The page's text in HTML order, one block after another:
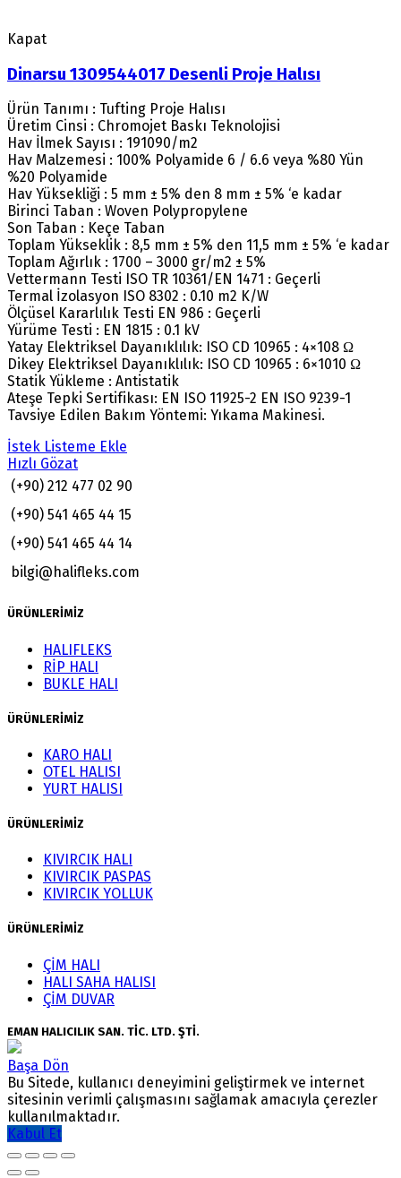
Kapat
Dinarsu 1309544017 Desenli Proje Halısı
Ürün Tanımı : Tufting Proje Halısı
Üretim Cinsi : Chromojet Baskı Teknolojisi
Hav İlmek Sayısı : 191090/m2
Hav Malzemesi : 100% Polyamide 6 / 6.6 veya %80 Yün
%20 Polyamide
Hav Yüksekliği : 5 mm ± 5% den 8 mm ± 5% ‘e kadar
Birinci Taban : Woven Polypropylene
Son Taban : Keçe Taban
Toplam Yükseklik : 8,5 mm ± 5% den 11,5 mm ± 5% ‘e kadar
Toplam Ağırlık : 1700 – 3000 gr/m2 ± 5%
Vettermann Testi ISO TR 10361/EN 1471 : Geçerli
Termal İzolasyon ISO 8302 : 0.10 m2 K/W
Ölçüsel Kararlılık Testi EN 986 : Geçerli
Yürüme Testi : EN 1815 : 0.1 kV
Yatay Elektriksel Dayanıklılık: ISO CD 10965 : 4×108 Ω
Dikey Elektriksel Dayanıklılık: ISO CD 10965 : 6×1010 Ω
Statik Yükleme : Antistatik
Ateşe Tepki Sertifikası: EN ISO 11925-2 EN ISO 9239-1
Tavsiye Edilen Bakım Yöntemi: Yıkama Makinesi.
İstek Listeme Ekle
Hızlı Gözat
(+90) 212 477 02 90
(+90) 541 465 44 15
(+90) 541 465 44 14
bilgi@halifleks.com
ÜRÜNLERİMİZ
HALIFLEKS
RİP HALI
BUKLE HALI
ÜRÜNLERİMİZ
KARO HALI
OTEL HALISI
YURT HALISI
ÜRÜNLERİMİZ
KIVIRCIK HALI
KIVIRCIK PASPAS
KIVIRCIK YOLLUK
ÜRÜNLERİMİZ
ÇİM HALI
HALI SAHA HALISI
ÇİM DUVAR
EMAN HALICILIK SAN. TİC. LTD. ŞTİ.
Başa Dön
Bu Sitede, kullanıcı deneyimini geliştirmek ve internet
sitesinin verimli çalışmasını sağlamak amacıyla çerezler
kullanılmaktadır.
Kabul Et